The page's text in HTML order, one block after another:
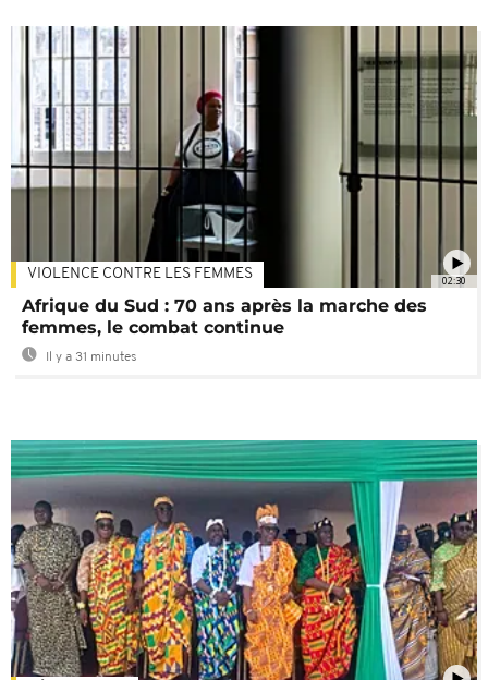
02:30
VIOLENCE CONTRE LES FEMMES
Afrique du Sud : 70 ans après la marche des
femmes, le combat continue
Il y a 31 minutes